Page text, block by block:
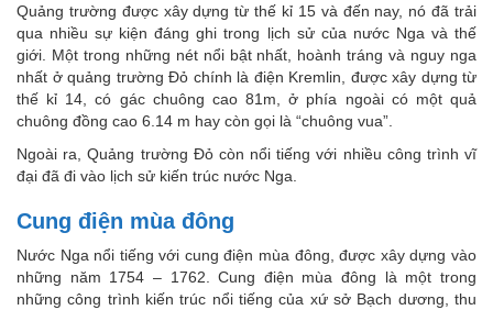
Quảng trường được xây dựng từ thế kỉ 15 và đến nay, nó đã trải
qua nhiều sự kiện đáng ghi trong lịch sử của nước Nga và thế
giới. Một trong những nét nổi bật nhất, hoành tráng và nguy nga
nhất ở quảng trường Đỏ chính là điện Kremlin, được xây dựng từ
thế kỉ 14, có gác chuông cao 81m, ở phía ngoài có một quả
chuông đồng cao 6.14 m hay còn gọi là “chuông vua”.
Ngoài ra, Quảng trường Đỏ còn nổi tiếng với nhiều công trình vĩ
đại đã đi vào lịch sử kiến trúc nước Nga.
Cung điện mùa đông
Nước Nga nổi tiếng với cung điện mùa đông, được xây dựng vào
những năm 1754 – 1762. Cung điện mùa đông là một trong
những công trình kiến trúc nổi tiếng của xứ sở Bạch dương, thu